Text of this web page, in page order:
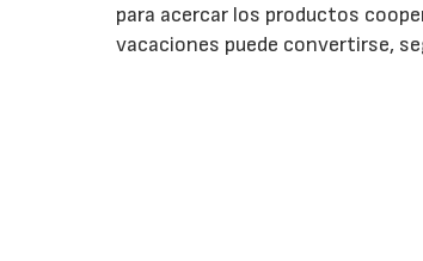
para acercar los productos
vacaciones puede convertirse,